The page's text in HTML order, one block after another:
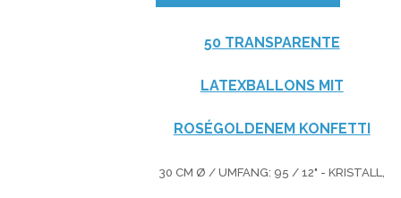
50 TRANSPARENTE
LATEXBALLONS MIT
ROSÉGOLDENEM KONFETTI
30 CM Ø / UMFANG: 95 / 12" - KRISTALL,